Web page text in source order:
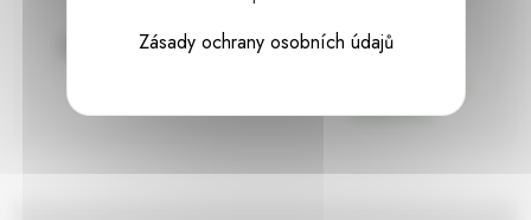
97% hodnocení Zásilka pod
Zásady ochrany osobních údajů